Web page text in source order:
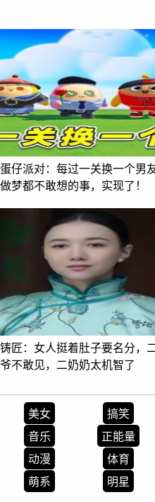
蛋仔派对：每过一关换一个男
做梦都不敢想的事，实现了！
铸匠：女人挺着肚子要名分，
爷不敢见，二奶奶太机智了
美女 搞笑
音乐
正能量
动漫
体育
萌系
明星